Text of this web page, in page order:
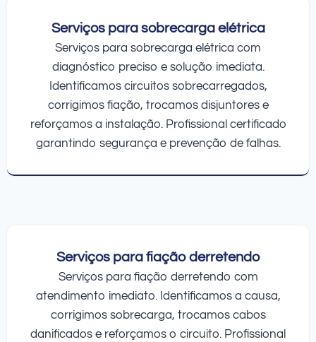
Serviços para sobrecarga elétrica
Serviços para sobrecarga elétrica com
diagnóstico preciso e solução imediata.
Identificamos circuitos sobrecarregados,
corrigimos fiação, trocamos disjuntores e
reforçamos a instalação. Profissional certificado
garantindo segurança e prevenção de falhas.
Serviços para fiação derretendo
Serviços para fiação derretendo com
atendimento imediato. Identificamos a causa,
corrigimos sobrecarga, trocamos cabos
danificados e reforçamos o circuito. Profissional